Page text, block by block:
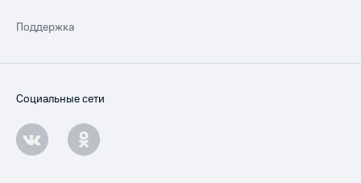
Поддержка
Социальные сети